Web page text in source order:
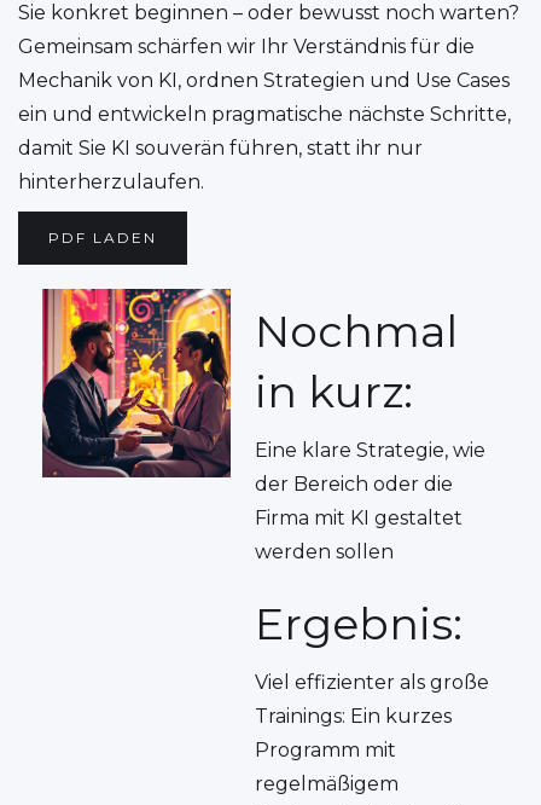
Sie konkret beginnen – oder bewusst noch warten?
Gemeinsam schärfen wir Ihr Verständnis für die
Mechanik von KI, ordnen Strategien und Use Cases
ein und entwickeln pragmatische nächste Schritte,
damit Sie KI souverän führen, statt ihr nur
hinterherzulaufen.
PDF LADEN
Nochmal
in kurz:
Eine klare Strategie, wie
der Bereich oder die
Firma mit KI gestaltet
werden sollen
Ergebnis:
Viel effizienter als große
Trainings: Ein kurzes
Programm mit
regelmäßigem